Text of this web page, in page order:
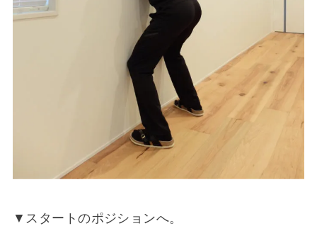
▼スタートのポジションへ。